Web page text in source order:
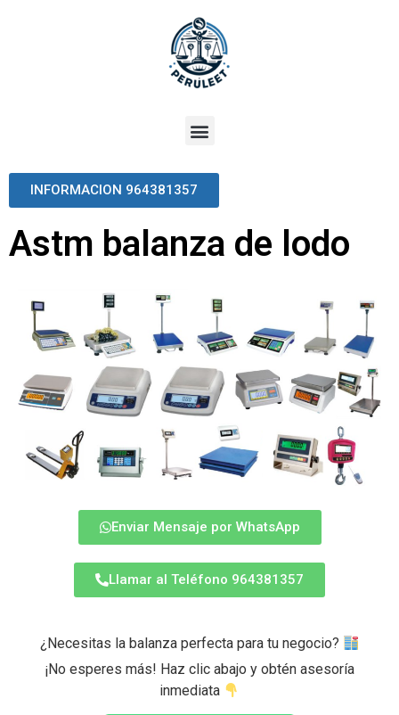
INFORMACION 964381357
Astm balanza de lodo
Enviar Mensaje por WhatsApp
Llamar al Teléfono 964381357
¿Necesitas la balanza perfecta para tu negocio?
¡No esperes más! Haz clic abajo y obtén asesoría
inmediata